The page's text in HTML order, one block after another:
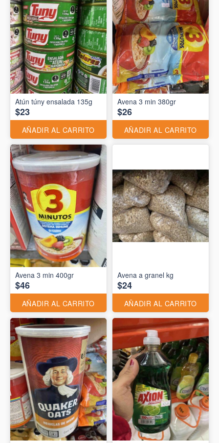
Atún túny ensalada 135g
$23
AÑADIR AL CARRITO
Avena 3 min 380gr
$26
AÑADIR AL CARRITO
Avena 3 min 400gr
$46
AÑADIR AL CARRITO
Avena a granel kg
$24
AÑADIR AL CARRITO